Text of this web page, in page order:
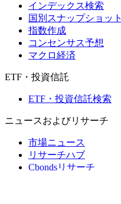
インデックス検索
国別スナップショット
指数作成
コンセンサス予想
マクロ経済
ETF・投資信託
ETF・投資信託検索
ニュースおよびリサーチ
市場ニュース
リサーチハブ
Cbondsリサーチ